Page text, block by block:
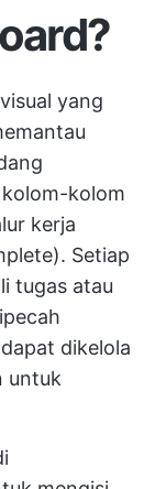
yang
kolom
kerja
Setiap
tugas atau
dikelola
untuk